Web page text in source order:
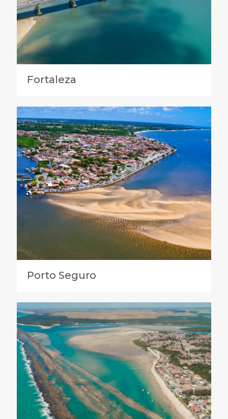
Fortaleza
Porto Seguro